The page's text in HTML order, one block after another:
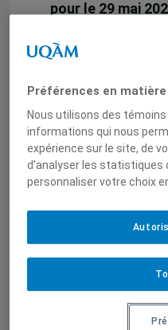
pour le 29 mai
Titre
décrivant les
contribution
Mention claire
par la
scientifique
format libre
pairs).
Auteur.trice
et adresse
En savoir plus.
Préférences en
Nous utilisons des
informations qui nous
expérience sur le site, de
d’analyser les statistiques
personnaliser votre choix